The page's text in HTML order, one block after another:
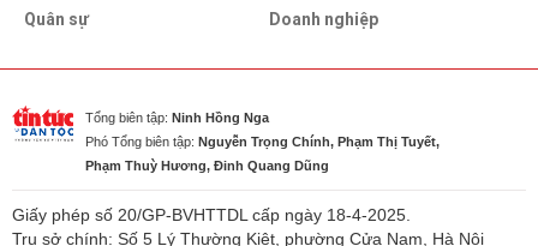
Quân sự
Doanh nghiệp
Tổng biên tập: Ninh Hồng Nga
Phó Tổng biên tập: Nguyễn Trọng Chính, Phạm Thị Tuyết,
Phạm Thuỳ Hương, Đinh Quang Dũng
Giấy phép số 20/GP-BVHTTDL cấp ngày 18-4-2025.
Trụ sở chính: Số 5 Lý Thường Kiệt, phường Cửa Nam, Hà Nội